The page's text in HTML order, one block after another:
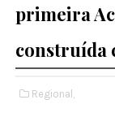
primeira
construída
Regional,